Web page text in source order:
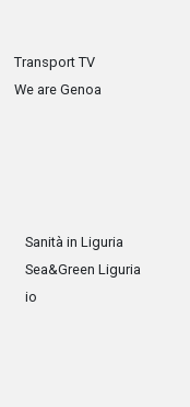
Transport TV
We are Genoa
Sanità in Liguria
Sea&Green Liguria
io